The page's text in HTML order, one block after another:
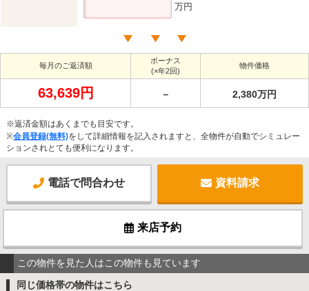
万円
毎月のご返済額
ボーナス
(×年2回)
物件価格
63,639円 － 2,380万円
※返済金額はあくまでも目安です。
※会員登録(無料)をして詳細情報を記入されますと、全物件が自動でシミュレー
ションされとても便利になります。
電話で問合わせ 資料請求
来店予約
この物件を見た人はこの物件も見ています
同じ価格帯の物件はこちら